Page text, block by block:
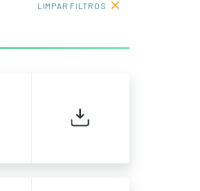
LIMPAR FILTROS